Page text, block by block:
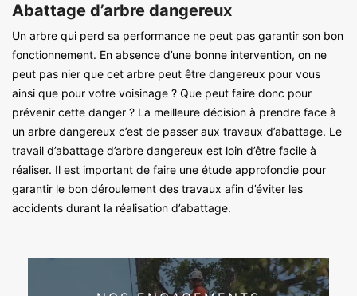
Abattage d’arbre dangereux
Un arbre qui perd sa performance ne peut pas garantir son bon
fonctionnement. En absence d’une bonne intervention, on ne
peut pas nier que cet arbre peut être dangereux pour vous
ainsi que pour votre voisinage ? Que peut faire donc pour
prévenir cette danger ? La meilleure décision à prendre face à
un arbre dangereux c’est de passer aux travaux d’abattage. Le
travail d’abattage d’arbre dangereux est loin d’être facile à
réaliser. Il est important de faire une étude approfondie pour
garantir le bon déroulement des travaux afin d’éviter les
accidents durant la réalisation d’abattage.